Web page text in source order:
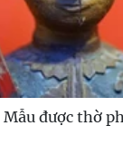
được thờ